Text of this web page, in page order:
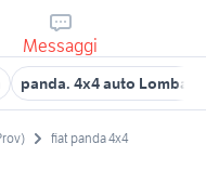
Messaggi
panda. 4x4 auto
fiat panda 4x4